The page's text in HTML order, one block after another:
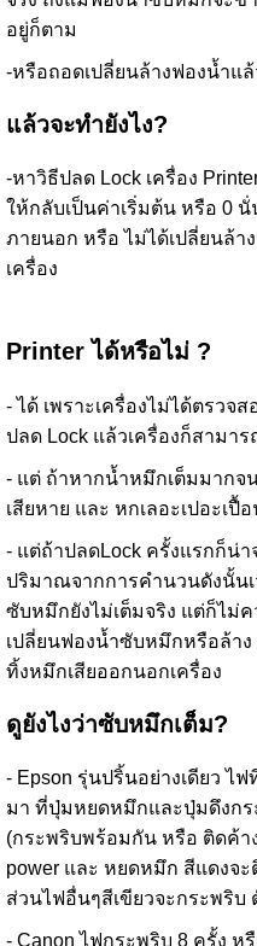
อยู่ก็ตาม
-หรือถอดเปลี่ยนล้างฟองน้ำแล้
แล้วจะทำยังไง?
-หาวิธีปลด Lock เครื่อง
ให้กลับเป็นค่าเริ่มต้น หรือ 0
ภายนอก หรือ ไม่ได้เปลี่ยนล้า
เครื่อง
Printer ได้หรือไม่ ?
- ได้ เพราะเครื่องไม่ได้ตรว
ปลด Lock แล้วเครื่องก็สามา
- แต่ ถ้าหากน้ำหมึกเต็มมากจ
เสียหาย และ หกเลอะเปอะเ
- แต่ถ้าปลดLock ครั้งแรกก็น่า
ปริมาณจากการคำนวนดังนั้นเ
ซับหมึกยังไม่เต็มจริง แต่ก็ไม่
เปลี่ยนฟองน้ำซับหมึกหรือล้าง
ทิ้งหมึกเสียออกนอกเครื่อง
ดูยังไงว่าซับหมึกเต็ม?
- Epson รุ่นปริ้นอย่างเดียว ไ
มา ที่ปุ่มหยดหมึกและปุ่มดึงกร
(กระพริบพร้อมกัน หรือ ติดค้า
power และ หยดหมึก สีแดงจะ
ส่วนไฟอื่นๆสีเขียวจะกระพริบ
- Canon ไฟกระพริบ 8 ครั้ง ห